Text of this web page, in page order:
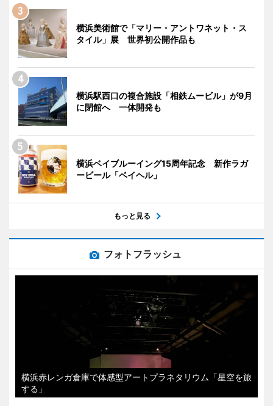
横浜美術館で「マリー・アントワネット・ス
タイル」展 世界初公開作品も
横浜駅西口の複合施設「相鉄ムービル」が9月
に閉館へ 一体開発も
横浜ベイブルーイング15周年記念 新作ラガ
ービール「ベイヘル」
もっと見る
フォトフラッシュ
横浜赤レンガ倉庫で体感型アートプラネタリウム「星空を旅
する」